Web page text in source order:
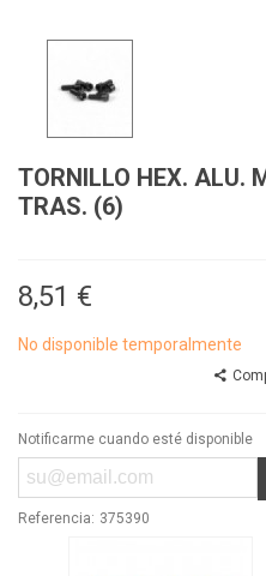
TORNILLO HEX. ALU.
TRAS. (6)
8,51 €
No disponible temporalmente
Notificarme cuando esté disponible
Referencia: 375390